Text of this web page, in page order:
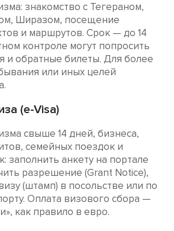
знакомство с Тегераном,
Ширазом, посещение
и маршрутов. Срок — до 14
контроле могут попросить
и обратные билеты. Для более
или иных целей
(e-Visa)
свыше 14 дней, бизнеса,
семейных поездок и
заполнить анкету на портале
разрешение (Grant Notice),
(штамп) в посольстве или по
Оплата визового сбора —
как правило в евро.